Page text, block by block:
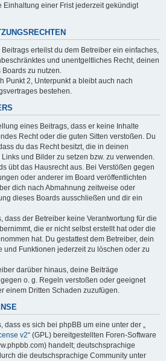
Einhaltung einer Frist jederzeit gekündigt
erteilst du dem Betreiber ein einfaches,
und unentgeltliches Recht, deinen
Boards zu nutzen.
Punkt 2, Unterpunkt a bleibt auch nach
bestehen.
eines Beitrags, dass er keine Inhalte
Recht oder die guten Sitten verstoßen. Du
du das Recht besitzt, die in deinen
und Bilder zu setzen bzw. zu verwenden.
übt das Hausrecht aus. Bei Verstößen gegen
oder anderer im Board veröffentlichten
dich nach Abmahnung zeitweise oder
dieses Boards ausschließen und dir ein
dass der Betreiber keine Verantwortung für die
die er nicht selbst erstellt hat oder die
hat. Du gestattest dem Betreiber, dein
und Funktionen jederzeit zu löschen oder zu
darüber hinaus, deine Beiträge
o. g. Regeln verstoßen oder geeignet
einem Dritten Schaden zuzufügen.
dass es sich bei phpBB um eine unter der „
v2“ (GPL) bereitgestellten Foren-Software
handelt; deutschsprachige
die deutschsprachige Community unter